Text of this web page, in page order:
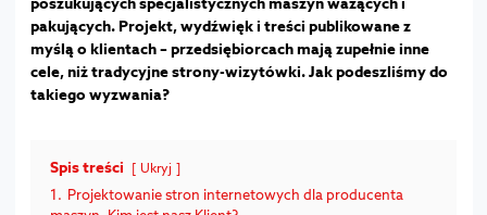
pakujących. Projekt, wydźwięk i treści publikowane z
myślą o klientach – przedsiębiorcach mają zupełnie inne
cele, niż tradycyjne strony-wizytówki. Jak podeszliśmy do
takiego wyzwania?
Spis treści Ukryj
1. Projektowanie stron internetowych dla producenta